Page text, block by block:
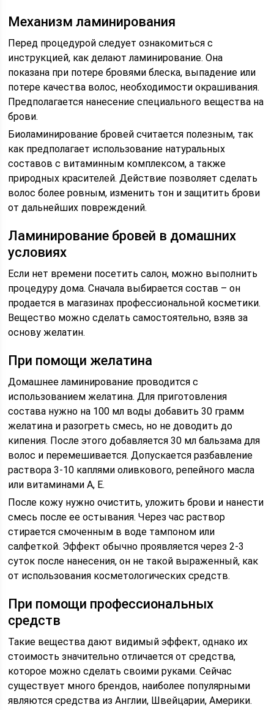
Механизм ламинирования
Перед процедурой следует ознакомиться с
инструкцией, как делают ламинирование. Она
показана при потере бровями блеска, выпадение или
потере качества волос, необходимости окрашивания.
Предполагается нанесение специального вещества на
брови.
Биоламинирование бровей считается полезным, так
как предполагает использование натуральных
составов с витаминным комплексом, а также
природных красителей. Действие позволяет сделать
волос более ровным, изменить тон и защитить брови
от дальнейших повреждений.
Ламинирование бровей в домашних
условиях
Если нет времени посетить салон, можно выполнить
процедуру дома. Сначала выбирается состав – он
продается в магазинах профессиональной косметики.
Вещество можно сделать самостоятельно, взяв за
основу желатин.
При помощи желатина
Домашнее ламинирование проводится с
использованием желатина. Для приготовления
состава нужно на 100 мл воды добавить 30 грамм
желатина и разогреть смесь, но не доводить до
кипения. После этого добавляется 30 мл бальзама для
волос и перемешивается. Допускается разбавление
раствора 3-10 каплями оливкового, репейного масла
или витаминами A, E.
После кожу нужно очистить, уложить брови и нанести
смесь после ее остывания. Через час раствор
стирается смоченным в воде тампоном или
салфеткой. Эффект обычно проявляется через 2-3
суток после нанесения, он не такой выраженный, как
от использования косметологических средств.
При помощи профессиональных
средств
Такие вещества дают видимый эффект, однако их
стоимость значительно отличается от средства,
которое можно сделать своими руками. Сейчас
существует много брендов, наиболее популярными
являются средства из Англии, Швейцарии, Америки.